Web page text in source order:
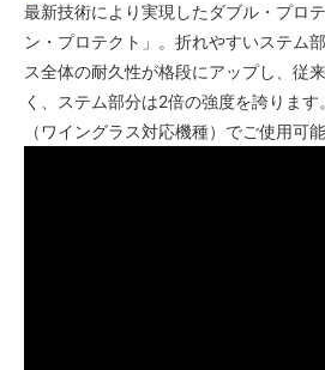
最新技術により実現したダブル・プロ
ン・プロテクト」。折れやすいステム
ス全体の耐久性が格段にアップし、従
く、ステム部分は2倍の強度を誇りま
（ワイングラス対応機種）でご使用可能